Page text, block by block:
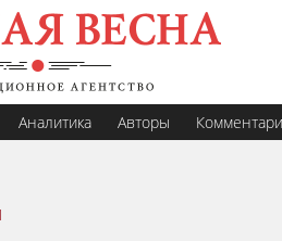
Аналитика Авторы